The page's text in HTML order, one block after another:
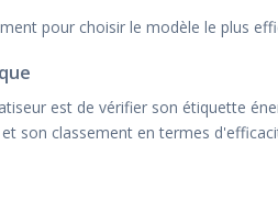
pour choisir le modèle le plus
est de vérifier son étiquette
son classement en termes